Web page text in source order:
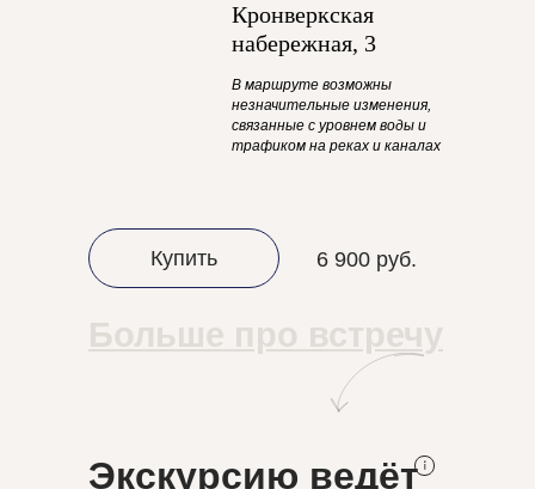
Кронверкская
набережная, 3
В маршруте возможны
незначительные изменения,
связанные с уровнем воды и
трафиком на реках и каналах
Больше про встречу
6 900 руб.
Купить
Экскурсию ведёт